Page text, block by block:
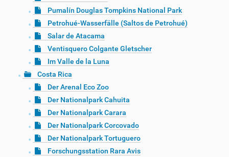
Pumalín Douglas Tompkins National Park
Petrohué-Wasserfälle (Saltos de Petrohué)
Salar de Atacama
Ventisquero Colgante Gletscher
Im Valle de la Luna
Costa Rica
Der Arenal Eco Zoo
Der Nationalpark Cahuita
Der Nationalpark Carara
Der Nationalpark Corcovado
Der Nationalpark Tortuguero
Forschungsstation Rara Avis